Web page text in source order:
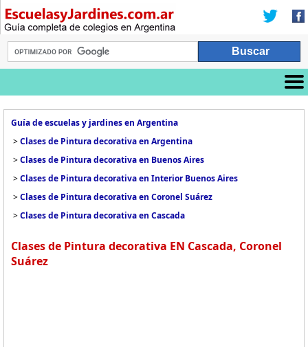
Guía de escuelas y jardines en Argentina
>Clases de Pintura decorativa en Argentina
>Clases de Pintura decorativa en Buenos Aires
>Clases de Pintura decorativa en Interior Buenos Aires
>Clases de Pintura decorativa en Coronel Suárez
>Clases de Pintura decorativa en Cascada
Clases de Pintura decorativa EN Cascada, Coronel
Suárez